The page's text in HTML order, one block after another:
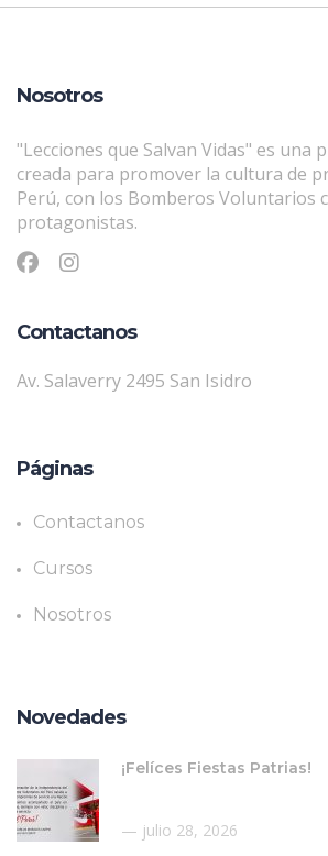
Nosotros
"Lecciones que Salvan Vidas" es una
creada para promover la cultura de
Perú, con los Bomberos Voluntarios
protagonistas.
Contactanos
Av. Salaverry 2495 San Isidro
Páginas
Contactanos
Cursos
Nosotros
Novedades
¡Felíces Fiestas Patrias!
julio 28, 2026